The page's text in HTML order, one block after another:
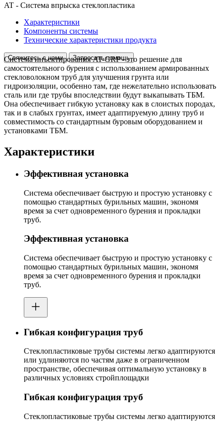
AT - Система впрыска стеклопластика
Характеристики
Компоненты системы
Технические характеристики продукта
Свяжитесь с нами Запросить помощь
Система инъектирования AT-GRP - это решение для
самостоятельного бурения с использованием армированных
стекловолокном труб для улучшения грунта или
гидроизоляции, особенно там, где нежелательно использовать
сталь или где трубы впоследствии будут выкапывать ТБМ.
Она обеспечивает гибкую установку как в слоистых породах,
так и в слабых грунтах, имеет адаптируемую длину труб и
совместимость со стандартным буровым оборудованием и
установками ТБМ.
Характеристики
Эффективная установка
Система обеспечивает быструю и простую установку с
помощью стандартных бурильных машин, экономя
время за счет одновременного бурения и прокладки
труб.
Эффективная установка
Система обеспечивает быструю и простую установку с
помощью стандартных бурильных машин, экономя
время за счет одновременного бурения и прокладки
труб.
Гибкая конфигурация труб
Стеклопластиковые трубы системы легко адаптируются
или удлиняются по частям даже в ограниченном
пространстве, обеспечивая оптимальную установку в
различных условиях стройплощадки
Гибкая конфигурация труб
Стеклопластиковые трубы системы легко адаптируются